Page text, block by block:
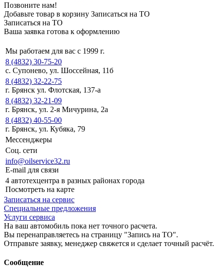
Позвоните нам!
Добавьте товар в корзину Записаться на ТО
Записаться на ТО
Ваша заявка готова к оформлению
Мы работаем для вас с 1999 г.
8 (4832) 30-75-20
с. Супонево, ул. Шоссейная, 11б
8 (4832) 32-22-75
г. Брянск ул. Флотская, 137-а
8 (4832) 32-21-09
г. Брянск, ул. 2-я Мичурина, 2а
8 (4832) 40-55-00
г. Брянск, ул. Кубяка, 79
Мессенджеры
Соц. сети
info@oilservice32.ru
E-mail для связи
4 автотехцентра в разных районах города
Посмотреть на карте
Записаться на сервис
Специальные предложения
Услуги сервиса
На ваш автомобиль пока нет точного расчета.
Вы перенаправляетесь на страницу "Запись на ТО".
Отправьте заявку, менеджер свяжется и сделает точный расчёт.
Сообщение